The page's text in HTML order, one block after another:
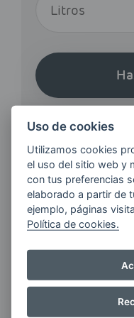
¿QUIERES
LAS
ÚLTIMAS
Uso de cookies
Utilizamos cookies
el uso del sitio web y
con tus preferencias
elaborado a partir de
ejemplo, páginas
Política de cookies.